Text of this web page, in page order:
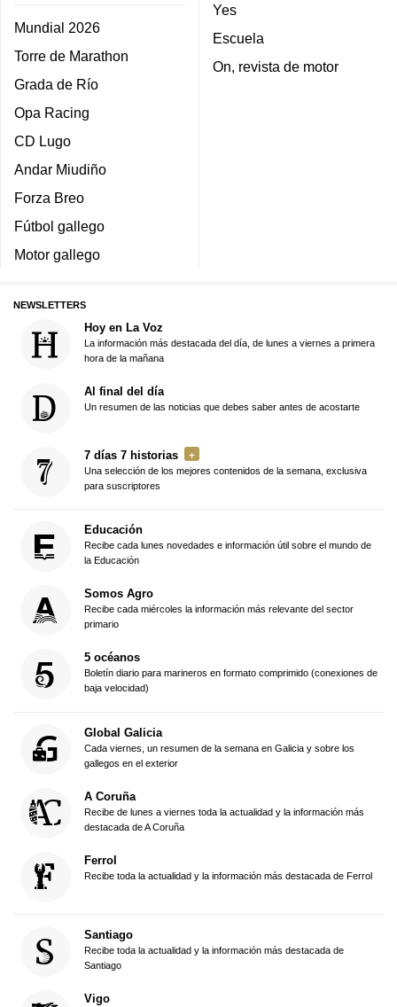
Mundial 2026
Torre de Marathon
Grada de Río
Opa Racing
CD Lugo
Andar Miudiño
Forza Breo
Fútbol gallego
Motor gallego
Yes
Escuela
On, revista de motor
NEWSLETTERS
Hoy en La Voz
La información más destacada del día, de lunes a viernes a primera
hora de la mañana
Al final del día
Un resumen de las noticias que debes saber antes de acostarte
7 días 7 historias
Una selección de los mejores contenidos de la semana, exclusiva
para suscriptores
Educación
Recibe cada lunes novedades e información útil sobre el mundo de
la Educación
Somos Agro
Recibe cada miércoles la información más relevante del sector
primario
5 océanos
Boletín diario para marineros en formato comprimido (conexiones de
baja velocidad)
Global Galicia
Cada viernes, un resumen de la semana en Galicia y sobre los
gallegos en el exterior
A Coruña
Recibe de lunes a viernes toda la actualidad y la información más
destacada de A Coruña
Ferrol
Recibe toda la actualidad y la información más destacada de Ferrol
Santiago
Recibe toda la actualidad y la información más destacada de
Santiago
Vigo